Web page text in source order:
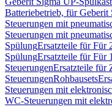
Batteriebetrieb, für Geberit
Steuerungen mit
Steuerungen mit
SpülungErsatzteile für Für
SpülungErsatzteile für Für
SteuerungenErsatzteile für
SteuerungenRohbausets
Steuerungen mit
WC-Steuerungen mit